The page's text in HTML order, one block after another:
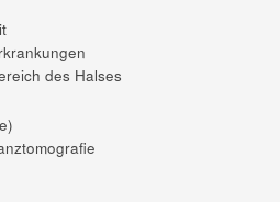
des Halses